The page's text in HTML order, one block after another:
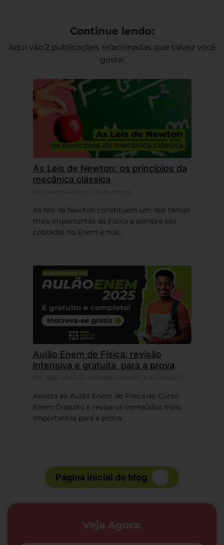
Continue lendo:
Aqui vão 2 publicações relacionadas que talvez você
goste:
As Leis de Newton: os princípios da
mecânica clássica
As leis de Newton constituem um dos temas
mais importantes da Física e sempre são
cobradas no Enem e nos...
Aulão Enem de Física: revisão
intensiva e gratuita para a prova
Assista ao Aulão Enem de Física do Curso
Enem Gratuito e revise os conteúdos mais
importantes para a prova.
Página inicial do blog
Veja Agora: